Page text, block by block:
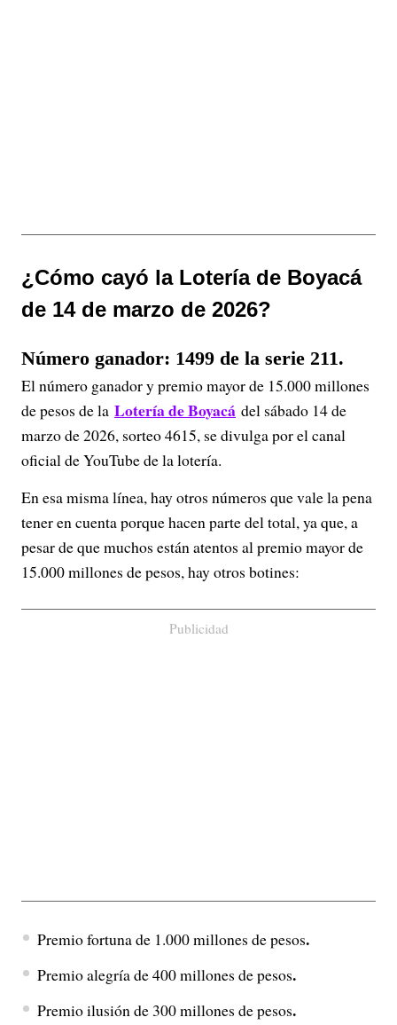
¿Cómo cayó la Lotería de Boyacá
de 14 de marzo de 2026?
Número ganador: 1499 de la serie 211.
El número ganador y premio mayor de 15.000 millones
de pesos de la Lotería de Boyacá del sábado 14 de
marzo de 2026, sorteo 4615, se divulga por el canal
oficial de YouTube de la lotería.
En esa misma línea, hay otros números que vale la pena
tener en cuenta porque hacen parte del total, ya que, a
pesar de que muchos están atentos al premio mayor de
15.000 millones de pesos, hay otros botines:
Publicidad
Premio fortuna de 1.000 millones de pesos.
Premio alegría de 400 millones de pesos.
Premio ilusión de 300 millones de pesos.